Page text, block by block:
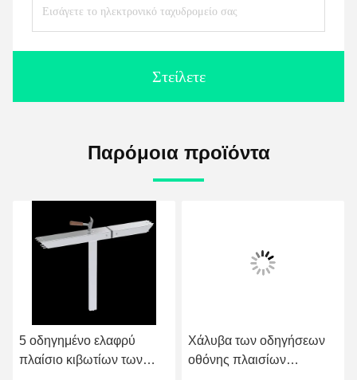
Στείλετε
Παρόμοια προϊόντα
5 οδηγημένο ελαφρύ
πλαίσιο κιβωτίων των
Χάλυβα των οδηγήσεων
οθόνης πλαισίων